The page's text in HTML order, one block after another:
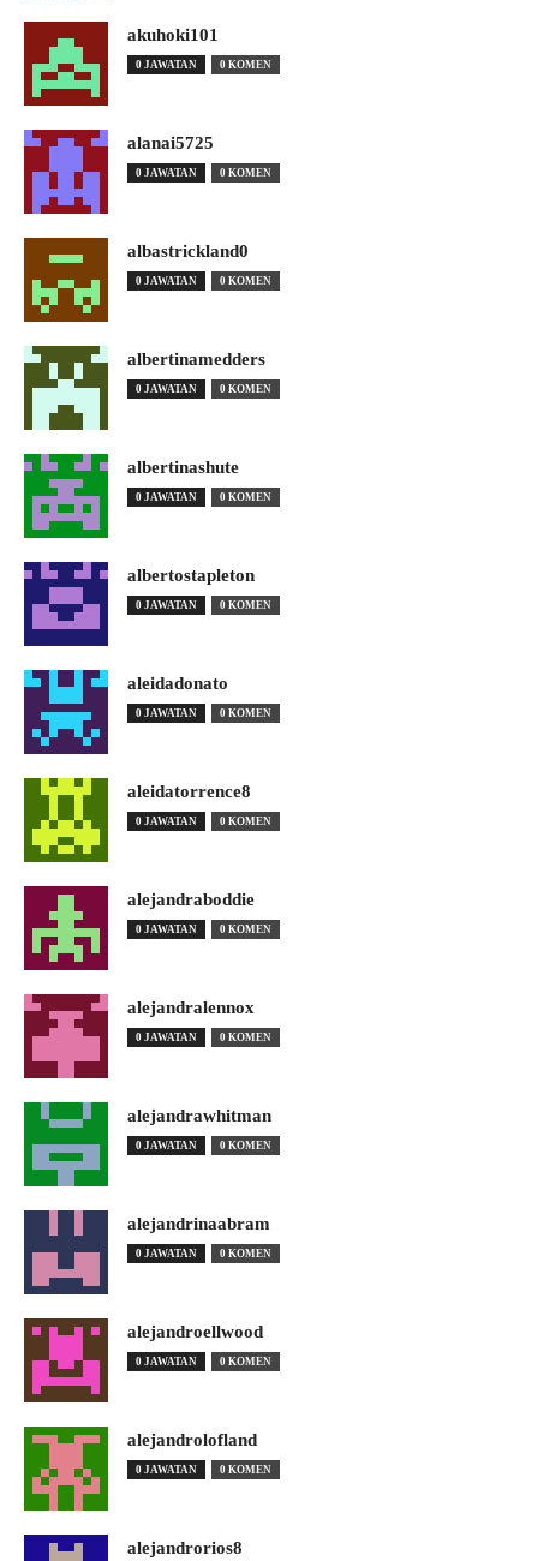
akuhoki101
0 JAWATAN 0 KOMEN
alanai5725
0 JAWATAN 0 KOMEN
albastrickland0
0 JAWATAN 0 KOMEN
albertinamedders
0 JAWATAN 0 KOMEN
albertinashute
0 JAWATAN 0 KOMEN
albertostapleton
0 JAWATAN 0 KOMEN
aleidadonato
0 JAWATAN 0 KOMEN
aleidatorrence8
0 JAWATAN 0 KOMEN
alejandraboddie
0 JAWATAN 0 KOMEN
alejandralennox
0 JAWATAN 0 KOMEN
alejandrawhitman
0 JAWATAN 0 KOMEN
alejandrinaabram
0 JAWATAN 0 KOMEN
alejandroellwood
0 JAWATAN 0 KOMEN
alejandrolofland
0 JAWATAN 0 KOMEN
alejandrorios8